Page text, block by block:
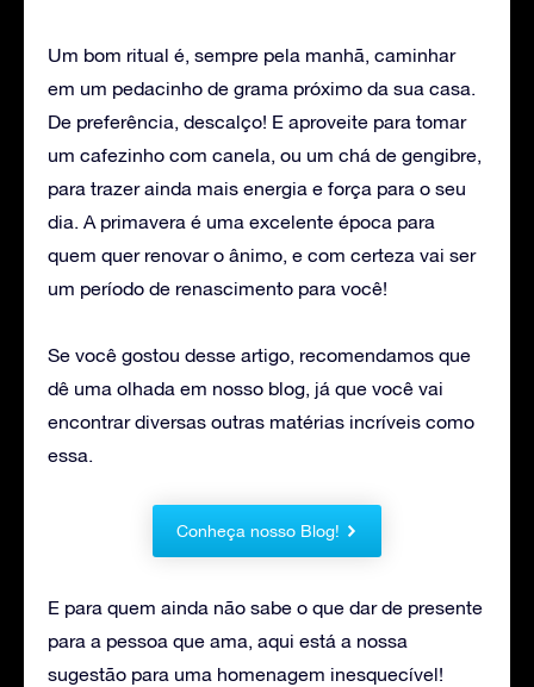
Um bom ritual é, sempre pela manhã, caminhar
em um pedacinho de grama próximo da sua casa.
De preferência, descalço! E aproveite para tomar
um cafezinho com canela, ou um chá de gengibre,
para trazer ainda mais energia e força para o seu
dia. A primavera é uma excelente época para
quem quer renovar o ânimo, e com certeza vai ser
um período de renascimento para você!
Se você gostou desse artigo, recomendamos que
dê uma olhada em nosso blog, já que você vai
encontrar diversas outras matérias incríveis como
essa.
Conheça nosso Blog!
E para quem ainda não sabe o que dar de presente
para a pessoa que ama, aqui está a nossa
sugestão para uma homenagem inesquecível!